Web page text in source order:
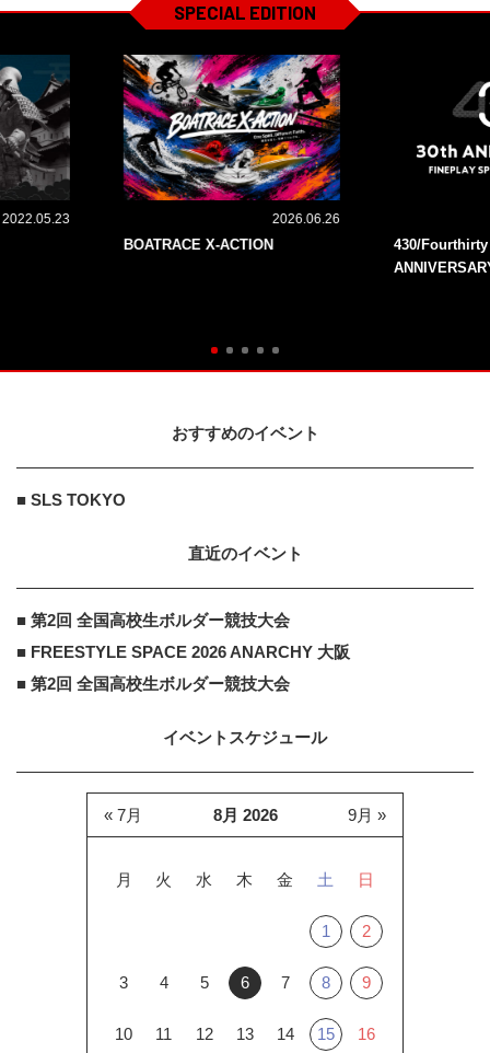
SPECIAL EDITION
2022.05.23 2026.06.26
BOATRACE X-ACTION
430/
おすすめのイベント
■ SLS TOKYO
直近のイベント
■ 第2回 全国高校生ボルダー競技大会
■ FREESTYLE SPACE 2026 ANARCHY 大阪
■ 第2回 全国高校生ボルダー競技大会
イベントスケジュール
8月 2026
月 火 水 木 金 土 日
1 2
3 4 5 6 7 8 9
10 11 12 13 14 15 16
« 7月 9月 »